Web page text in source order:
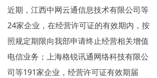
近期，江西中网云通信息技术有限公司等
24家企业，在经营许可证的有效期内，按
照规定期限向我部申请终止经营相关增值
电信业务；上海格锐讯通网络科技有限公
司等191家企业，经营许可证有效期届